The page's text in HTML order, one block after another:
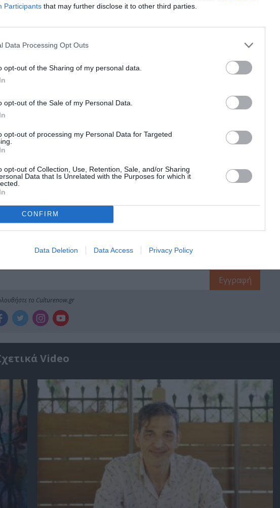
Participants that may further disclose it to other third parties.
Data Processing Opt Outs
opt-out of the Sharing of my personal data.
opt-out of the Sale of my Personal Data.
opt-out of processing my Personal Data for Targeted
opt-out of Collection, Use, Retention, Sale, and/or Sharing
Data that Is Unrelated with the Purposes for which it
CONFIRM
Data Deletion Data Access Privacy Policy
της Αγνής Παπαδέλη Ρωσσέτου στην Πειραιώς 260
πρώτοι όλες τις ειδήσεις
στοCulturenow.gr
ΣΥΓΧΡΟΝΟΣ ΧΟΡΟΣ
και τον Πολιτισμό!
το Culturenow.gr
Video